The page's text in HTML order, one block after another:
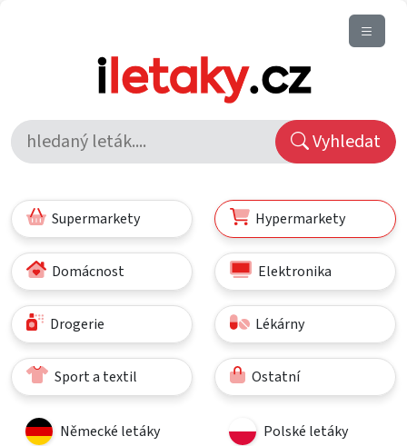
Vyhledat
Supermarkety Hypermarkety
Domácnost Elektronika
Drogerie Lékárny
Sport a textil Ostatní
Německé letáky Polské letáky